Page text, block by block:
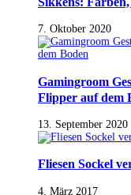
7. Oktober 2020
Gamingroom
Flipper auf dem
13. September 2020
Fliesen Sockel
4. März 2017